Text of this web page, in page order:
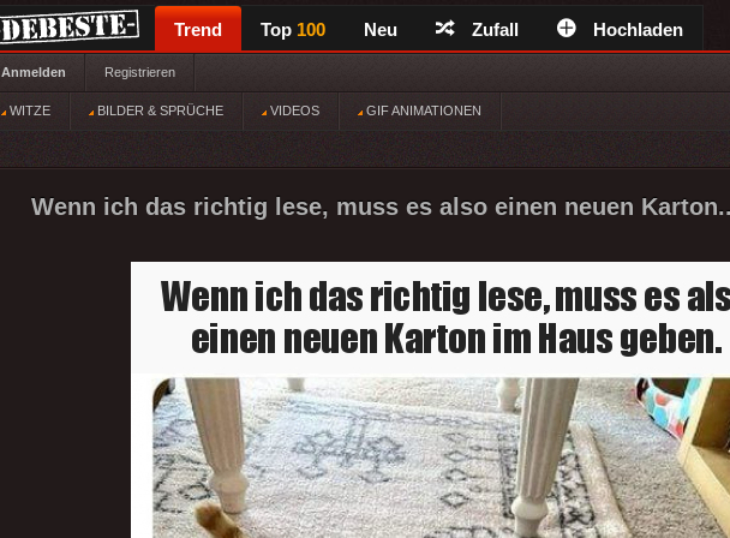
Trend Top 100 Neu Zufall Hochladen
Anmelden Registrieren
WITZE BILDER & SPRÜCHE VIDEOS GIF ANIMATIONEN
Wenn ich das richtig lese, muss es also einen neuen